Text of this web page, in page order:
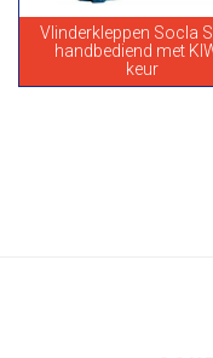
Vlinderkleppen Socla
handbediend met
keur